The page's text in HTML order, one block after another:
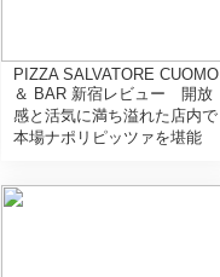
PIZZA SALVATORE CUOMO
＆ BAR 新宿レビュー 開放
感と活気に満ち溢れた店内で
本場ナポリピッツァを堪能